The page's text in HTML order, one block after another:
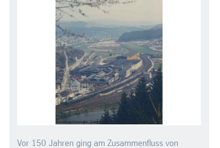
Vor 150 Jahren ging am Zusammenfluss von